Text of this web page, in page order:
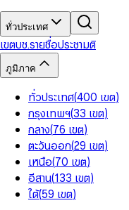
ทั่วประเทศ
เขตบช.รายชื่อประชามติ
ภูมิภาค
ทั่วประเทศ(400 เขต)
กรุงเทพฯ(33 เขต)
กลาง(76 เขต)
ตะวันออก(29 เขต)
เหนือ(70 เขต)
อีสาน(133 เขต)
ใต้(59 เขต)